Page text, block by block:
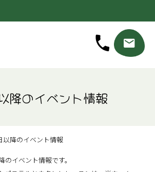
降のイベント情報
以降のイベント情報
イベント情報です。